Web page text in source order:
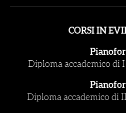
CORSI IN
Diploma accademico di
Diploma accademico di